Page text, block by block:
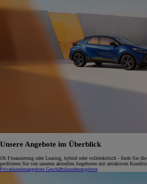
Unsere Angebote im Überblick
Ob Finanzierung oder Leasing, hybrid oder vollelektrisch - finde Sie
profitieren Sie von unseren aktuellen Angeboten mit attraktiven
Privatkundenangebote Geschäftskundenangebote